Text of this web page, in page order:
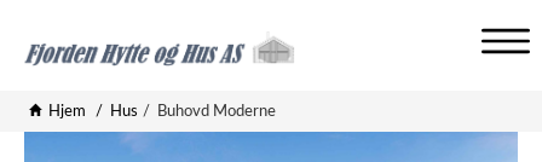
Hjem Hus Buhovd Moderne